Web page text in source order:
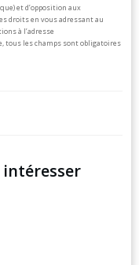
et d’opposition aux
droits en vous adressant au
à l’adresse
tous les champs sont obligatoires
intéresser